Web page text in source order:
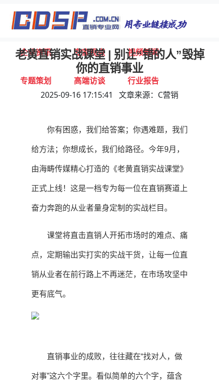
首页 独家报道 行业动态
企业资讯 专家视点 视频新闻
专题策划 高端访谈 行业报告
老黄直销实战课堂 | 别让“错的人”毁掉
你的直销事业
2025-09-16 17:15:41 文章来源：C营销
你有困惑，我们给答案；你遇难题，我们
给方法；你想成长，我们给路径。今年9月，
由海畴传媒精心打造的《老黄直销实战课堂》
正式上线！这是一档专为每一位在直销赛道上
奋力奔跑的从业者量身定制的实战栏目。
课堂将直击直销人开拓市场时的难点、痛
点，定期输出实打实的实战干货，让每一位直
销从业者在前行路上不再迷茫，在市场攻坚中
更有底气。
直销事业的成败，往往藏在“找对人，做
对事”这六个字里。看似简单的六个字，蕴含